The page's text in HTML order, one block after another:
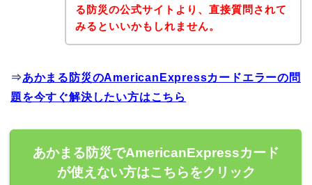
る防災の公式サイトより、直接質問されて
みるといいかもしれません。
⇒あかまる防災のAmericanExpressカードエラーの問
題を今すぐ解決したい方はこちら
あかまる防災でAmericanExpressカード
が使えない方はこちらをクリック